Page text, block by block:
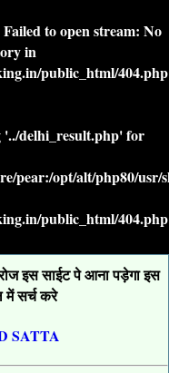
to open stream: No
in
public_html/404.php
'../delhi_result.php' for
pear:/opt/alt/php80/
public_html/404.php
इस साईट पे आना पड़ेगा इस
सर्च करे
SATTA